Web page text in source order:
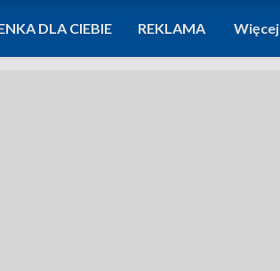
DLA CIEBIE REKLAMA Więcej